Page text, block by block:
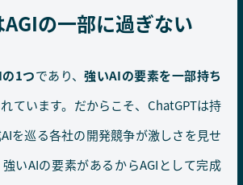
の一部に過ぎない
1つであり、強いAIの要素を一部持ち
ています。だからこそ、ChatGPTは持
を巡る各社の開発競争が激しさを見せ
いAIの要素があるからAGIとして完成